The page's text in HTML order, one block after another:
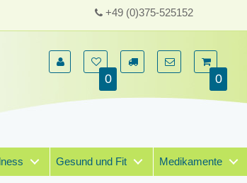
+49 (0)375-525152
0 0
Gesund und Fit Medikamente